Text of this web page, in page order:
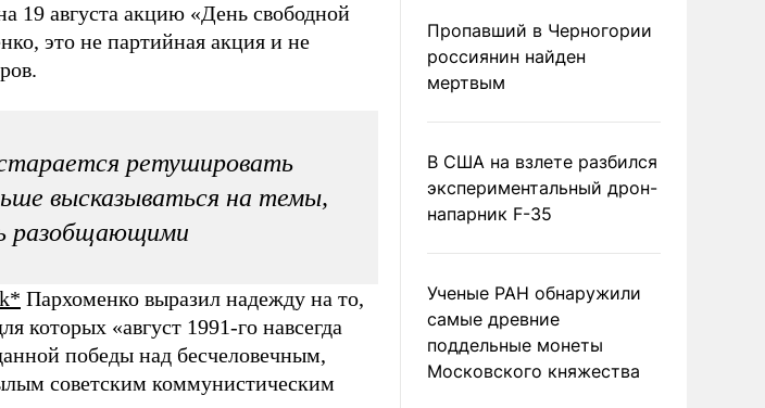
19 августа акцию «День свободной
это не партийная акция и не
ретушировать
высказываться на темы,
разобщающими
Пархоменко выразил надежду на то,
которых «август 1991-го навсегда
победы над бесчеловечным,
советским коммунистическим
Пропавший в Черногории
россиянин найден
мертвым
В США на взлете разбился
экспериментальный дрон-
напарник F-35
Ученые РАН обнаружили
самые древние
поддельные монеты
Московского княжества